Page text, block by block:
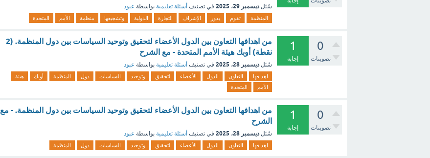
سُئل ديسمبر 29، 2025 في تصنيف أسئلة تعليمية بواسطة عبود
المنظمة تقوم بدور الإشراف التجارة الدولية وتشجيعها منظمة الأمم المتحدة
0
تصويتات
1
إجابة
من اهدافها التعاون بين الدول الأعضاء لتحقيق وتوحيد السياسات بين دول المنظمة. (2
نقطة) أوبك هيئة الأمم المتحدة - مع الشرح
سُئل ديسمبر 28، 2025 في تصنيف أسئلة تعليمية بواسطة عبود
اهدافها التعاون الدول الأعضاء لتحقيق وتوحيد السياسات دول المنظمة أوبك
هيئة
الأمم
المتحدة
0
تصويتات
1
إجابة
من اهدافها التعاون بين الدول الأعضاء لتحقيق وتوحيد السياسات بين دول المنظمة. - مع
الشرح
سُئل ديسمبر 28، 2025 في تصنيف أسئلة تعليمية بواسطة عبود
اهدافها التعاون الدول الأعضاء لتحقيق وتوحيد السياسات دول المنظمة